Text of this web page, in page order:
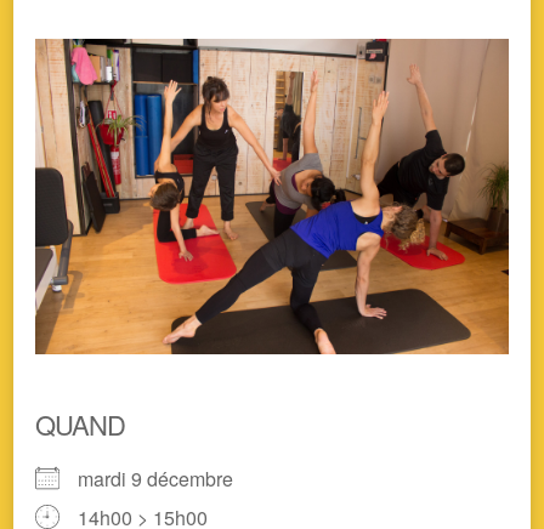
QUAND
mardi 9 décembre
14h00 > 15h00